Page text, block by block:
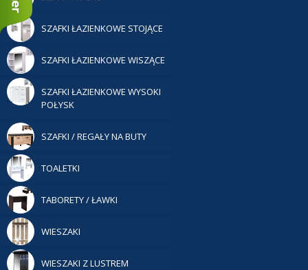
SZAFKI ŁAZIENKOWE STOJĄCE
SZAFKI ŁAZIENKOWE WISZĄCE
SZAFKI ŁAZIENKOWE WYSOKI
POŁYSK
SZAFKI / REGAŁY NA BUTY
TOALETKI
TABORETY / ŁAWKI
WIESZAKI
WIESZAKI Z LUSTREM